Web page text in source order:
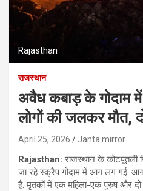
Rajasthan
राजस्थान
अवैध कबाड़ के गोदाम
लोगों की जलकर मौत,
April 25, 2026 Janta mirror
Rajasthan:राजस्थान के
जा रहे स्क्रैप गोदाम में आग लग गई. आग
है. मृतकों में एक महिला-एक पुरुष और